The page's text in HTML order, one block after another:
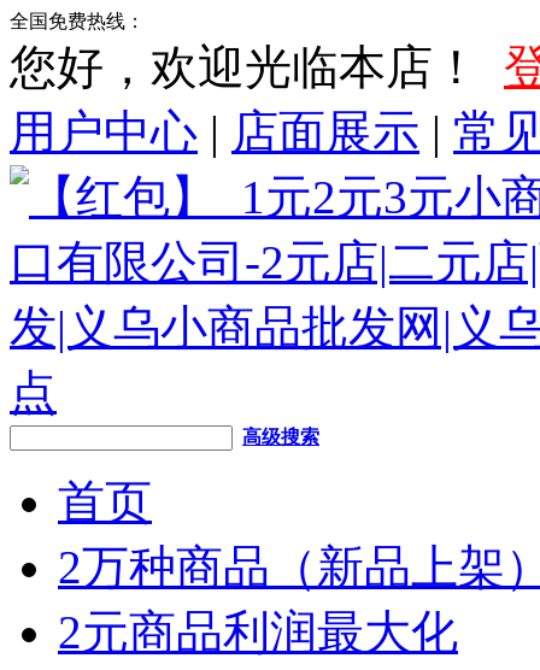
全国免费热线：
您好，欢迎光临本店！
用户中心 | 店面展示 | 常
高级搜索
首页
2万种商品（新品上架
2元商品利润最大化